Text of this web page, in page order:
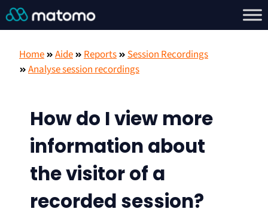
Home Aide Reports
Session Recordings
Analyse session recordings
How do I view more
information about
the visitor of a
recorded session?